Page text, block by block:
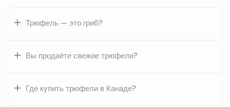
Трюфель — это гриб?
Вы продаёте свежие трюфели?
Где купить трюфели в Канаде?